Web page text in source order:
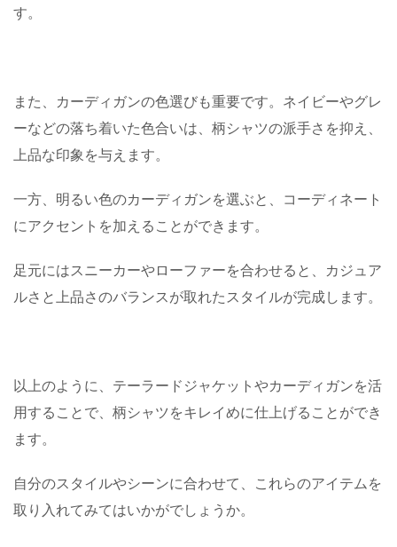
す。
また、カーディガンの色選びも重要です。ネイビーやグレ
ーなどの落ち着いた色合いは、柄シャツの派手さを抑え、
上品な印象を与えます。
一方、明るい色のカーディガンを選ぶと、コーディネート
にアクセントを加えることができます。
足元にはスニーカーやローファーを合わせると、カジュア
ルさと上品さのバランスが取れたスタイルが完成します。
以上のように、テーラードジャケットやカーディガンを活
用することで、柄シャツをキレイめに仕上げることができ
ます。
自分のスタイルやシーンに合わせて、これらのアイテムを
取り入れてみてはいかがでしょうか。